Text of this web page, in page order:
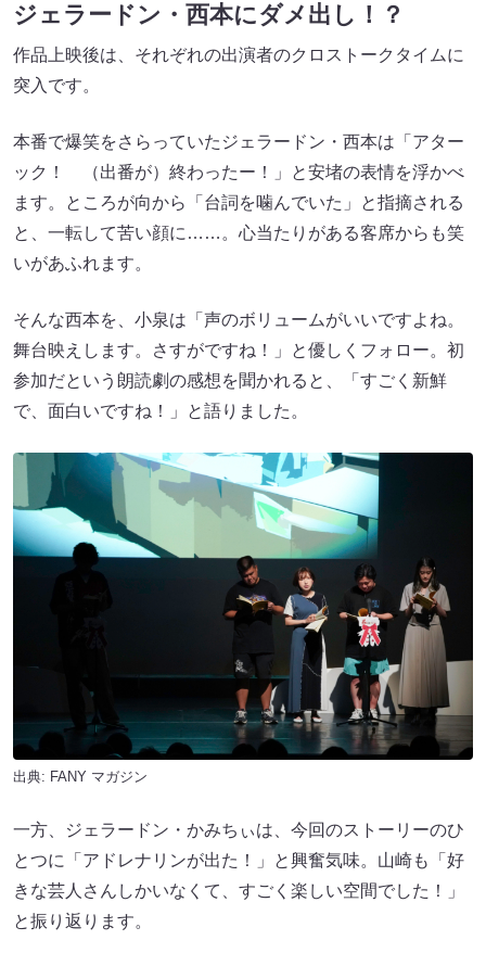
ジェラードン・西本にダメ出し！？
作品上映後は、それぞれの出演者のクロストークタイムに
突入です。
本番で爆笑をさらっていたジェラードン・西本は「アター
ック！ （出番が）終わったー！」と安堵の表情を浮かべ
ます。ところが向から「台詞を噛んでいた」と指摘される
と、一転して苦い顔に……。心当たりがある客席からも笑
いがあふれます。
そんな西本を、小泉は「声のボリュームがいいですよね。
舞台映えします。さすがですね！」と優しくフォロー。初
参加だという朗読劇の感想を聞かれると、「すごく新鮮
で、面白いですね！」と語りました。
出典: FANY マガジン
一方、ジェラードン・かみちぃは、今回のストーリーのひ
とつに「アドレナリンが出た！」と興奮気味。山崎も「好
きな芸人さんしかいなくて、すごく楽しい空間でした！」
と振り返ります。